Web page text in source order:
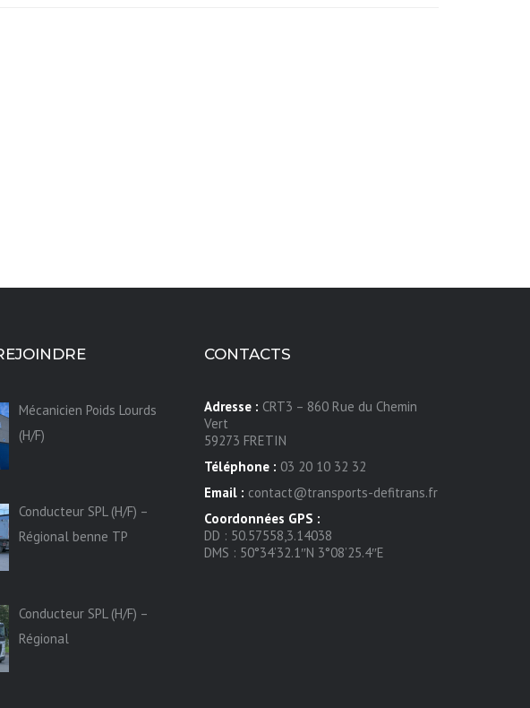
Mécanicien Poids Lourds
(H/F)
Conducteur SPL (H/F) –
Régional benne TP
Conducteur SPL (H/F) –
Régional
CONTACTS
Adresse : CRT3 – 860 Rue du Chemin
Vert
59273 FRETIN
Téléphone : 03 20 10 32 32
Email : contact@transports-defitrans.fr
Coordonnées GPS :
DD : 50.57558,3.14038
DMS : 50°34’32.1″N 3°08’25.4″E